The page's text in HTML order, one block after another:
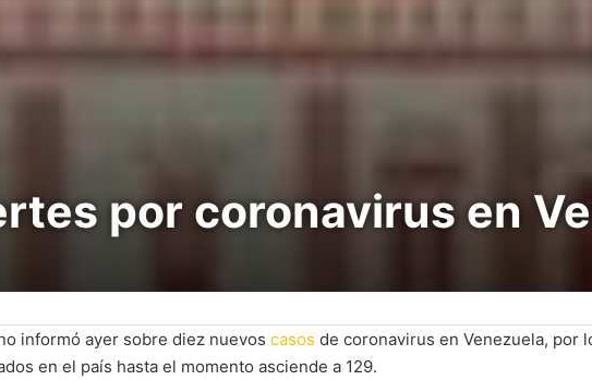
por coronavirus en
informó ayer sobre diez nuevos casos de coronavirus en Venezuela, por
en el país hasta el momento asciende a 129.